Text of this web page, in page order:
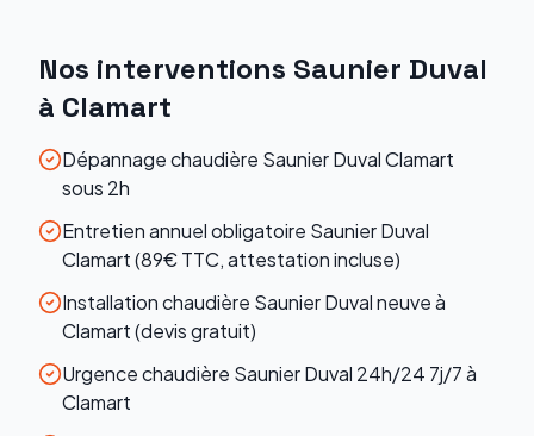
Nos interventions Saunier Duval
à Clamart
Dépannage chaudière Saunier Duval Clamart
sous 2h
Entretien annuel obligatoire Saunier Duval
Clamart (89€ TTC, attestation incluse)
Installation chaudière Saunier Duval neuve à
Clamart (devis gratuit)
Urgence chaudière Saunier Duval 24h/24 7j/7 à
Clamart